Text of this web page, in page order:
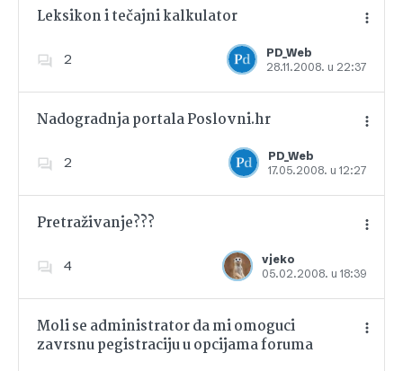
Leksikon i tečajni kalkulator
2
PD_Web
28.11.2008. u 22:37
Dodajte u favorite
Nadogradnja portala Poslovni.hr
2
PD_Web
17.05.2008. u 12:27
Dodajte u favorite
Pretraživanje???
4
vjeko
05.02.2008. u 18:39
Dodajte u favorite
Moli se administrator da mi omoguci
zavrsnu pegistraciju u opcijama foruma